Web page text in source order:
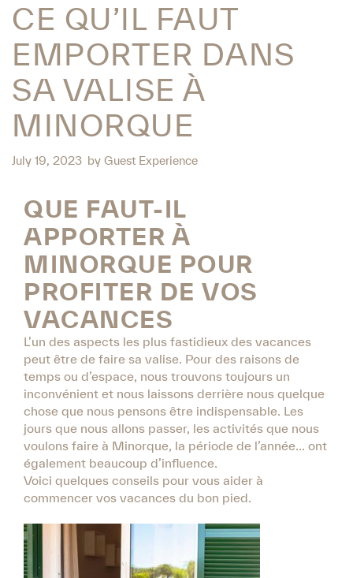
CE QU’IL FAUT
EMPORTER DANS
SA VALISE À
MINORQUE
July 19, 2023 by Guest Experience
QUE FAUT-IL
APPORTER À
MINORQUE POUR
PROFITER DE VOS
VACANCES
L’un des aspects les plus fastidieux des vacances
peut être de faire sa valise. Pour des raisons de
temps ou d’espace, nous trouvons toujours un
inconvénient et nous laissons derrière nous quelque
chose que nous pensons être indispensable. Les
jours que nous allons passer, les activités que nous
voulons faire à Minorque, la période de l’année… ont
également beaucoup d’influence.
Voici quelques conseils pour vous aider à
commencer vos vacances du bon pied.